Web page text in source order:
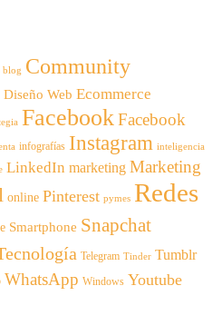
blog Community
Diseño Web Ecommerce
FacebookFacebook
infografías Instagram inteligencia
LinkedIn marketing Marketing
online Pinterest pymes Redes
Smartphone Snapchat
Telegram Tinder Tumblr
WhatsApp Windows Youtube